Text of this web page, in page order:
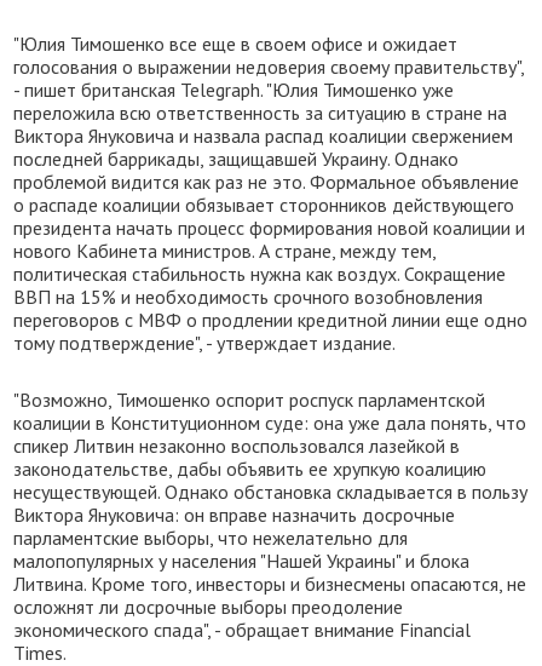
"Юлия Тимошенко все еще в своем офисе и ожидает
голосования о выражении недоверия своему правительству",
- пишет британская Telegraph. "Юлия Тимошенко уже
переложила всю ответственность за ситуацию в стране на
Виктора Януковича и назвала распад коалиции свержением
последней баррикады, защищавшей Украину. Однако
проблемой видится как раз не это. Формальное объявление
о распаде коалиции обязывает сторонников действующего
президента начать процесс формирования новой коалиции и
нового Кабинета министров. А стране, между тем,
политическая стабильность нужна как воздух. Сокращение
ВВП на 15% и необходимость срочного возобновления
переговоров с МВФ о продлении кредитной линии еще одно
тому подтверждение", - утверждает издание.
"Возможно, Тимошенко оспорит роспуск парламентской
коалиции в Конституционном суде: она уже дала понять, что
спикер Литвин незаконно воспользовался лазейкой в
законодательстве, дабы объявить ее хрупкую коалицию
несуществующей. Однако обстановка складывается в пользу
Виктора Януковича: он вправе назначить досрочные
парламентские выборы, что нежелательно для
малопопулярных у населения "Нашей Украины" и блока
Литвина. Кроме того, инвесторы и бизнесмены опасаются, не
осложнят ли досрочные выборы преодоление
экономического спада", - обращает внимание Financial
Times.